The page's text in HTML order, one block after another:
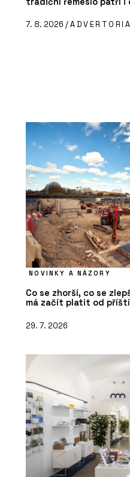
7. 8. 2026 /
NOVINKY A NÁZORY
Co se zhorší, co se
má začít platit od
29. 7. 2026